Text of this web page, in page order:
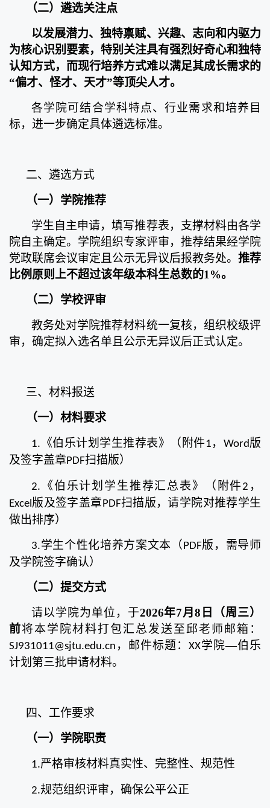
（二） 遴选关注点
以发展潜力、独特禀赋、兴趣、志向和内驱力
为核心识别要素，特别关注具有强烈好奇心和独特
认知方式，而现行培养方式难以满足其成长需求的
“偏才、怪才、天才”等顶尖人才。
各学院可结合学科特点、行业需求和培养目
标，进一步确定具体遴选标准。
二、遴选方式
（一） 学院推荐
学生自主申请，填写推荐表，支撑材料由各学
院自主确定。学院组织专家评审，推荐结果经学院
党政联席会议审定且公示无异议后报教务处。 推荐
比例原则上不超过该年级本科生总数的1%。
（二） 学校评审
教务处对学院推荐材料统一复核，组织校级评
审，确定拟入选名单且公示无异议后正式认定。
三、材料报送
（一） 材料要求
1. 《伯乐计划学生推荐表》（附件1 ， Word版
及签字盖章 PDF扫描版）
2. 《伯乐计划学生推荐汇总表》（附件2 ，
Excel 版及签字盖章 PDF扫描版，请学院对推荐学生
做出排序）
3.学生个性化培养方案文本（ PDF版，需导师
及学院签字确认）
（二） 提交方式
请以学院为单位，于2026年7月8日（周三）
前将本学院材料打包汇总发送至邱老师邮箱：
SJ931011@sjtu.edu.cn ，邮件标题： XX学院—伯乐
计划第三批申请材料。
四、工作要求
（一） 学院职责
1.严格审核材料真实性、完整性、规范性
2.规范组织评审，确保公平公正